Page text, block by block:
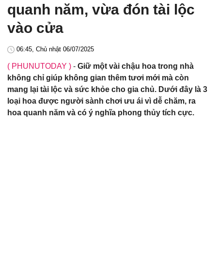
quanh năm, vừa đón tài lộc
vào cửa
06:45, Chủ nhật 06/07/2025
( PHUNUTODAY ) - Giữ một vài chậu hoa trong nhà
không chỉ giúp không gian thêm tươi mới mà còn
mang lại tài lộc và sức khỏe cho gia chủ. Dưới đây là 3
loại hoa được người sành chơi ưu ái vì dễ chăm, ra
hoa quanh năm và có ý nghĩa phong thủy tích cực.